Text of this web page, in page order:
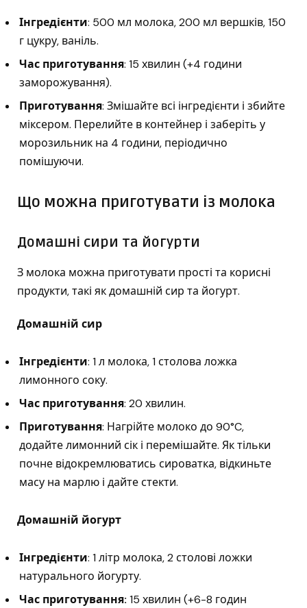
Інгредієнти: 500 мл молока, 200 мл вершків, 150
г цукру, ваніль.
Час приготування: 15 хвилин (+4 години
заморожування).
Приготування: Змішайте всі інгредієнти і збийте
міксером. Перелийте в контейнер і заберіть у
морозильник на 4 години, періодично
помішуючи.
Що можна приготувати із молока
Домашні сири та йогурти
З молока можна приготувати прості та корисні
продукти, такі як домашній сир та йогурт.
Домашній сир
Інгредієнти: 1 л молока, 1 столова ложка
лимонного соку.
Час приготування: 20 хвилин.
Приготування: Нагрійте молоко до 90°C,
додайте лимонний сік і перемішайте. Як тільки
почне відокремлюватись сироватка, відкиньте
масу на марлю і дайте стекти.
Домашній йогурт
Інгредієнти: 1 літр молока, 2 столові ложки
натурального йогурту.
Час приготування: 15 хвилин (+6-8 годин